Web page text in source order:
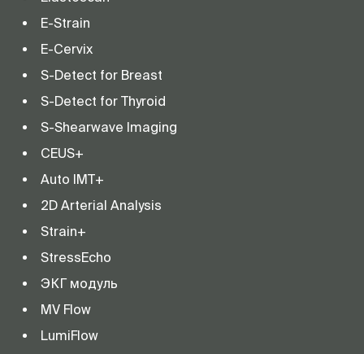
E-Strain
E-Cervix
S-Detect for Breast
S-Detect for Thyroid
S-Shearwave Imaging
CEUS+
Auto IMT+
2D Arterial Analysis
Strain+
StressEcho
ЭКГ модуль
MV Flow
LumiFlow